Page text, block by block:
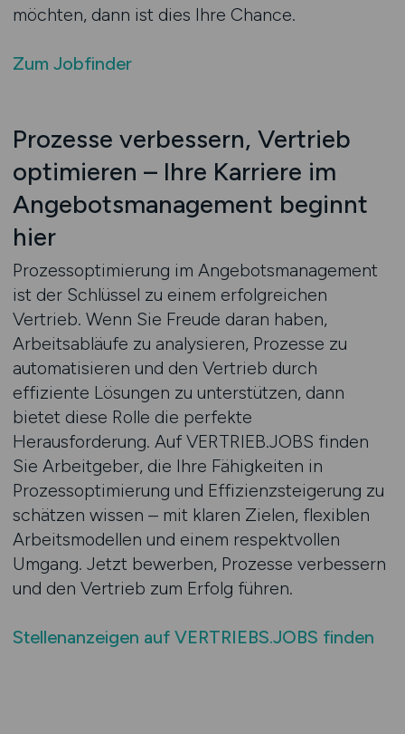
möchten, dann ist dies Ihre Chance.
Zum Jobfinder
Prozesse verbessern, Vertrieb
optimieren – Ihre Karriere im
Angebotsmanagement beginnt
hier
Prozessoptimierung im Angebotsmanagement
ist der Schlüssel zu einem erfolgreichen
Vertrieb. Wenn Sie Freude daran haben,
Arbeitsabläufe zu analysieren, Prozesse zu
automatisieren und den Vertrieb durch
effiziente Lösungen zu unterstützen, dann
bietet diese Rolle die perfekte
Herausforderung. Auf VERTRIEB.JOBS finden
Sie Arbeitgeber, die Ihre Fähigkeiten in
Prozessoptimierung und Effizienzsteigerung zu
schätzen wissen – mit klaren Zielen, flexiblen
Arbeitsmodellen und einem respektvollen
Umgang. Jetzt bewerben, Prozesse verbessern
und den Vertrieb zum Erfolg führen.
Stellenanzeigen auf VERTRIEBS.JOBS finden